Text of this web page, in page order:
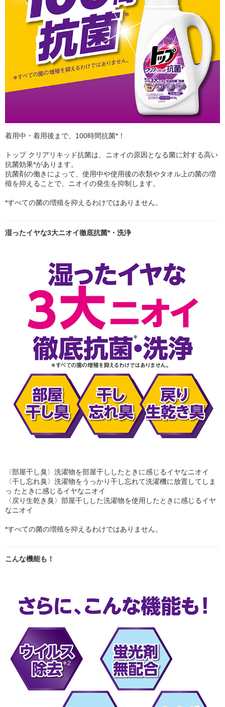
着用中・着用後まで、100時間抗菌*！
トップ クリアリキッド抗菌は、ニオイの原因となる菌に対する高い
抗菌効果*があります。
抗菌剤の働きによって、使用中や使用後の衣類やタオル上の菌の増
殖を抑えることで、ニオイの発生を抑制します。
*すべての菌の増殖を抑えるわけではありません。
湿ったイヤな3大ニオイ徹底抗菌*・洗浄
〈部屋干し臭〉洗濯物を部屋干ししたときに感じるイヤなニオイ
〈干し忘れ臭〉洗濯物をうっかり干し忘れて洗濯機に放置してしま
っ たときに感じるイヤなニオイ
〈戻り生乾き臭〉部屋干しした洗濯物を使用したときに感じるイヤ
なニオイ
*すべての菌の増殖を抑えるわけではありません。
こんな機能も！